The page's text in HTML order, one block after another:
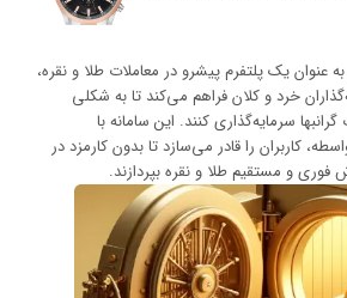
عنوان یک پلتفرم پیشرو در معاملات طلا و نقره،
خرد و کلان فراهم می‌کند تا به شکلی
سرمایه‌گذاری کنند. این سامانه با
کاربران را قادر می‌سازد تا بدون کارمزد در
فوری و مستقیم طلا و نقره بپردازند.